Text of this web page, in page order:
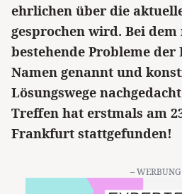
ehrlichen über die
gesprochen wird. Bei
bestehende Probleme
Namen genannt und
Lösungswege
Treffen hat erstmals am
Frankfurt stattgefunden!
–